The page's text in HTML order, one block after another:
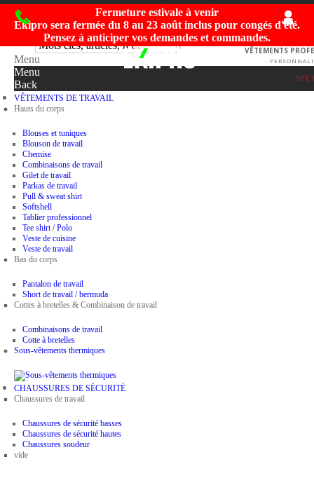
Fermeture estivale à venir
Ekipro sera fermée du 8 au 23 août inclus pour congés d'été.
Pensez à anticiper vos demandes et commandes.
VÊTEMENTS
-
SITE
Menu
Menu
Back
VÊTEMENTS DE TRAVAIL
Hauts du corps
Blouses et tuniques
Blouson de travail
Chemise
Combinaisons de travail
Gilet de travail
Parkas de travail
Pull & sweat shirt
Softshell
Tablier professionnel
Tee shirt / Polo
Veste de cuisine
Veste de travail
Bas du corps
Pantalon de travail
Short de travail / bermuda
Cottes à bretelles & Combinaison de travail
Combinaisons de travail
Cotte à bretelles
Sous-vêtements thermiques
CHAUSSURES DE SÉCURITÉ
Chaussures de travail
Chaussures de sécurité basses
Chaussures de sécurité hautes
Chaussures soudeur
vide